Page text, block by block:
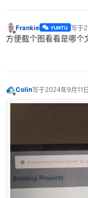
离线
Frankie YUNTU 写于
最后
方便截个图看看是哪个
Colin写于2024年9月11
最后由 编辑